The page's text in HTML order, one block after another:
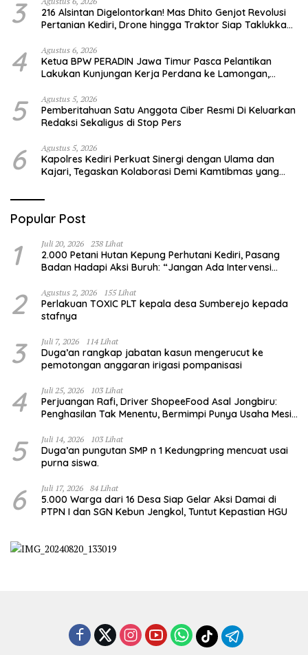
3
216 Alsintan Digelontorkan! Mas Dhito Genjot Revolusi
Pertanian Kediri, Drone hingga Traktor Siap Taklukkan
4 Agustus 6, 2026
Ketua BPW PERADIN Jawa Timur Pasca Pelantikan
Lakukan Kunjungan Kerja Perdana ke Lamongan,
5 Agustus 5, 2026
Pemberitahuan Satu Anggota Ciber Resmi Di Keluarkan
Redaksi Sekaligus di Stop Pers
6 Agustus 5, 2026
Kapolres Kediri Perkuat Sinergi dengan Ulama dan
Kajari, Tegaskan Kolaborasi Demi Kamtibmas yang
Popular Post
1 Juli 20, 2026 238 Lihat
2.000 Petani Hutan Kepung Perhutani Kediri, Pasang
Badan Hadapi Aksi Buruh: “Jangan Ada Intervensi
2 Agustus 2, 2026 155 Lihat
Perlakuan TOXIC PLT kepala desa Sumberejo kepada
stafnya
3 Juli 7, 2026 114 Lihat
Duga’an rangkap jabatan kasun mengerucut ke
pemotongan anggaran irigasi pompanisasi
4 Juli 25, 2026 103 Lihat
Perjuangan Rafi, Driver ShopeeFood Asal Jongbiru:
Penghasilan Tak Menentu, Bermimpi Punya Usaha Mesin
5 Juli 14, 2026 103 Lihat
Duga’an pungutan SMP n 1 Kedungpring mencuat usai
purna siswa.
6 Juli 17, 2026 84 Lihat
5.000 Warga dari 16 Desa Siap Gelar Aksi Damai di
PTPN I dan SGN Kebun Jengkol, Tuntut Kepastian HGU